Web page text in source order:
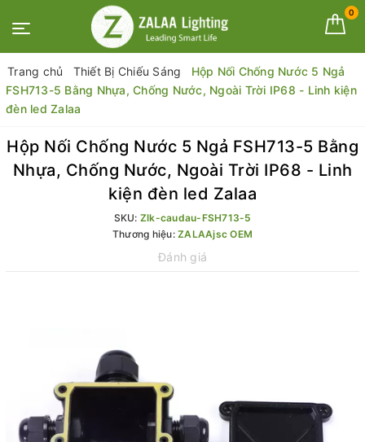
0
Trang chủ Thiết Bị Chiếu Sáng
Hộp Nối Chống Nước 5 Ngả
FSH713-5 Bằng Nhựa, Chống Nước, Ngoài Trời IP68 - Linh kiện
đèn led Zalaa
Hộp Nối Chống Nước 5 Ngả FSH713-5 Bằng
Nhựa, Chống Nước, Ngoài Trời IP68 - Linh
kiện đèn led Zalaa
SKU: Zlk-caudau-FSH713-5
Thương hiệu:ZALAAjsc OEM
Đánh giá